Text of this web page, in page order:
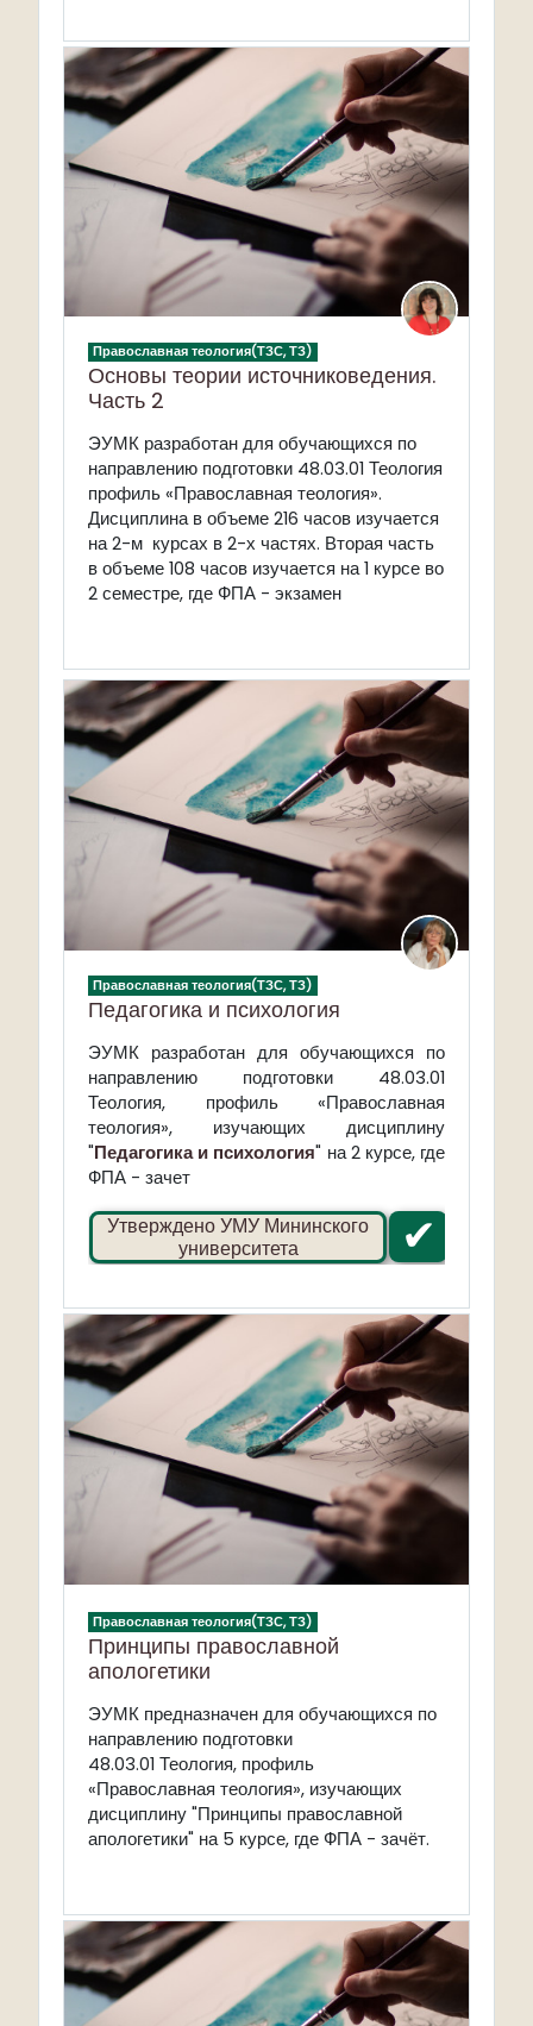
Православная теология(ТЗС, ТЗ)
Основы теории источниковедения.
Часть 2
ЭУМК разработан для обучающихся по
направлению подготовки 48.03.01 Теология
профиль «Православная теология».
Дисциплина в объеме 216 часов изучается
на 2-м курсах в 2-х частях. Вторая часть
в объеме 108 часов изучается на 1 курсе во
2 семестре, где ФПА - экзамен
Православная теология(ТЗС, ТЗ)
Педагогика и психология
ЭУМК разработан для обучающихся по
направлению подготовки 48.03.01
Теология, профиль «Православная
теология», изучающих дисциплину
"Педагогика и психология" на 2 курсе, где
ФПА - зачет
Утверждено УМУ Мининского
университета
✔
Православная теология(ТЗС, ТЗ)
Принципы православной
апологетики
ЭУМК предназначен для обучающихся по
направлению подготовки
48.03.01 Теология, профиль
«Православная теология», изучающих
дисциплину "Принципы православной
апологетики" на 5 курсе, где ФПА - зачёт.